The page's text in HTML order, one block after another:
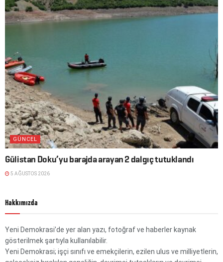
GÜNCEL
Gülistan Doku’yu barajda arayan 2 dalgıç tutuklandı
5 AĞUSTOS 2026
Hakkımızda
Yeni Demokrasi’de yer alan yazı, fotoğraf ve haberler kaynak
gösterilmek şartıyla kullanılabilir.
Yeni Demokrasi; işçi sınıfı ve emekçilerin, ezilen ulus ve milliyetlerin,